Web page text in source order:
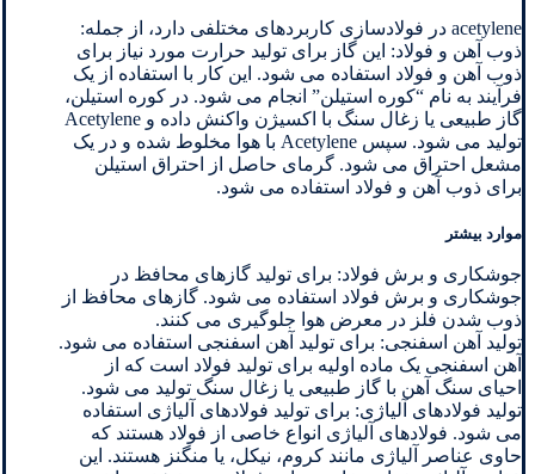
acetylene در فولادسازی کاربردهای مختلفی دارد، از جمله:
ذوب آهن و فولاد: این گاز برای تولید حرارت مورد نیاز برای
ذوب آهن و فولاد استفاده می شود. این کار با استفاده از یک
فرآیند به نام “کوره استیلن” انجام می شود. در کوره استیلن،
گاز طبیعی یا زغال سنگ با اکسیژن واکنش داده و Acetylene
تولید می شود. سپس Acetylene با هوا مخلوط شده و در یک
مشعل احتراق می شود. گرمای حاصل از احتراق استیلن
برای ذوب آهن و فولاد استفاده می شود.
موارد بیشتر
جوشکاری و برش فولاد: برای تولید گازهای محافظ در
جوشکاری و برش فولاد استفاده می شود. گازهای محافظ از
ذوب شدن فلز در معرض هوا جلوگیری می کنند.
تولید آهن اسفنجی: برای تولید آهن اسفنجی استفاده می شود.
آهن اسفنجی یک ماده اولیه برای تولید فولاد است که از
احیای سنگ آهن با گاز طبیعی یا زغال سنگ تولید می شود.
تولید فولادهای آلیاژی: برای تولید فولادهای آلیاژی استفاده
می شود. فولادهای آلیاژی انواع خاصی از فولاد هستند که
حاوی عناصر آلیاژی مانند کروم، نیکل، یا منگنز هستند. این